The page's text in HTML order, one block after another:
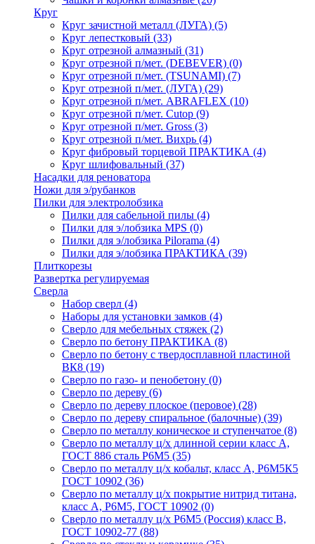
Круг
Круг зачистной металл (ЛУГА) (5)
Круг лепестковый (33)
Круг отрезной алмазный (31)
Круг отрезной п/мет. (DEBEVER) (0)
Круг отрезной п/мет. (TSUNAMI) (7)
Круг отрезной п/мет. (ЛУГА) (29)
Круг отрезной п/мет. ABRAFLEX (10)
Круг отрезной п/мет. Cutop (9)
Круг отрезной п/мет. Gross (3)
Круг отрезной п/мет. Вихрь (4)
Круг фибровый торцевой ПРАКТИКА (4)
Круг шлифовальный (37)
Насадки для реноватора
Ножи для э/рубанков
Пилки для электролобзика
Пилки для сабельной пилы (4)
Пилки для э/лобзика MPS (0)
Пилки для э/лобзика Pilorama (4)
Пилки для э/лобзика ПРАКТИКА (39)
Плиткорезы
Развертка регулируемая
Сверла
Набор сверл (4)
Наборы для установки замков (4)
Сверло для мебельных стяжек (2)
Сверло по бетону ПРАКТИКА (8)
Сверло по бетону с твердосплавной пластиной
ВК8 (19)
Сверло по газо- и пенобетону (0)
Сверло по дереву (6)
Сверло по дереву плоское (перовое) (28)
Сверло по дереву спиральное (балочные) (39)
Сверло по металлу коническое и ступенчатое (8)
Сверло по металлу ц/х длинной серии класс А,
ГОСТ 886 сталь Р6М5 (35)
Сверло по металлу ц/х кобальт, класс А, Р6М5К5
ГОСТ 10902 (36)
Сверло по металлу ц/х покрытие нитрид титана,
класс А, Р6М5, ГОСТ 10902 (0)
Сверло по металлу ц/х Р6М5 (Россия) класс В,
ГОСТ 10902-77 (88)